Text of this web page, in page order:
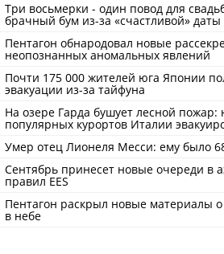
Три восьмерки - один повод для
брачный бум из-за «счастливой» даты
Пентагон обнародовал новые
неопознанных аномальных явлений
Почти 175 000 жителей юга Японии
эвакуации из-за тайфуна
На озере Гарда бушует лесной
популярных курортов Италии
Умер отец Лионеля Месси: ему было
Сентябрь принесет новые очереди в
правил EES
Пентагон раскрыл новые материалы
в небе